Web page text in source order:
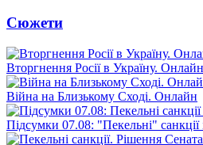
Сюжети
Вторгнення Росії в Україну. Онлайн
Війна на Близькому Сході. Онлайн
Підсумки 07.08: "Пекельні" санкції